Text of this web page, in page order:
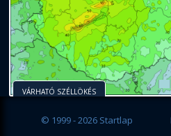
VÁRHATÓ SZÉLLÖKÉS
© 1999 - 2026 Startlap